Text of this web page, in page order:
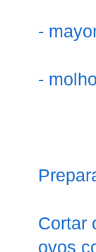
-
-
Cortar
ovos